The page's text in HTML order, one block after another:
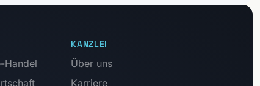
Handel
KANZLEI
Über uns
Karriere